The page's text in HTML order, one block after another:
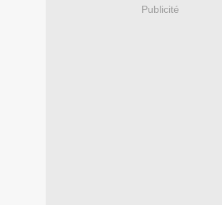
Publicité